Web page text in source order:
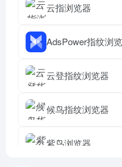
云指浏览器
AdsPower指纹浏
云登指纹浏览器
候鸟指纹浏览器
紫鸟浏览器